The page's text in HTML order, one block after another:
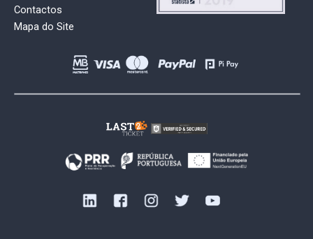
Contactos
Mapa do Site